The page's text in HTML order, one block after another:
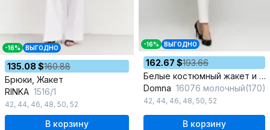
-16% ВЫГОДНО
135.08 $160.88
Брюки, Жакет
RINKA 1516/1
42, 44, 46, 48, 50, 52
В корзину
-16% ВЫГОДНО
162.67 $193.66
Белые костюмный жакет и брюки из текстиля для делового образа
Domna 16076 молочный(170)
42, 44, 46, 48, 50, 52
В корзину